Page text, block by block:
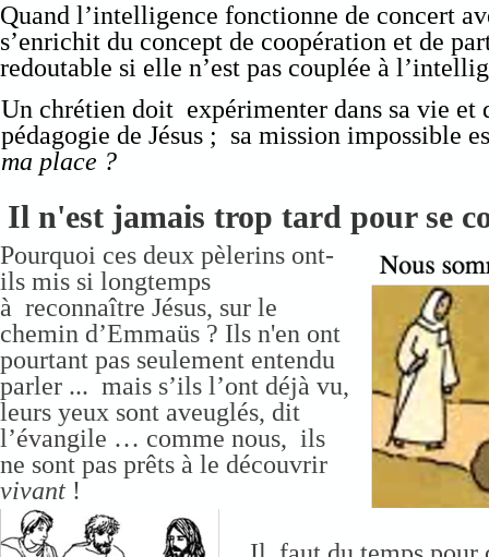
Un chrétien doit expérimenter dans sa vie et
pédagogie de Jésus ; sa mission impossible
ma place ?
Quand l’intelligence fonctionne de concert
s’enrichit du concept de coopération et de
redoutable si elle n’est pas couplée à
Il n'est jamais trop tard pour se
Pourquoi ces deux pèlerins ont-
ils mis si longtemps
à reconnaître Jésus, sur le
chemin d’Emmaüs ? Ils n'en ont
pourtant pas seulement entendu
parler ... mais s’ils l’ont déjà vu,
leurs yeux sont aveuglés, dit
l’évangile … comme nous, ils
ne sont pas prêts à le découvrir
vivant!